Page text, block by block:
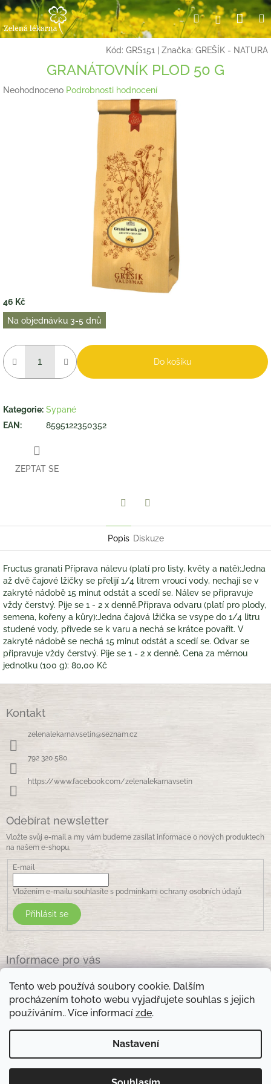
Tento web používá soubory cookie. Dalším
procházením tohoto webu vyjadřujete souhlas s jejich
používáním.. Více informací zde.
Nastavení
Přejít
na
obsah
HledatPřihlášení
Kód: GRS151 Značka: GREŠÍK - NATURA
GRANÁTOVNÍK PLOD 50 G
Průměrné
Neohodnoceno Podrobnosti hodnocení
46 Kč
Měrná
cena:
Na objednávku 3-5 dnů
Do košíku
Kategorie: Sypané
EAN : 8595122350352
ZEPTAT SE
Popis Diskuze
Fructus granati Příprava nálevu (platí pro listy, květy a natě):Jedna
až dvě čajové lžičky se přelijí 1/4 litrem vroucí vody, nechají se v
zakryté nádobě 15 minut odstát a scedí se. Nálev se připravuje
vždy čerstvý. Pije se 1 - 2 x denně.Příprava odvaru (platí pro plody,
semena, kořeny a kůry):Jedna čajová lžička se vsype do 1/4 litru
studené vody, přivede se k varu a nechá se krátce povařit. V
zakryté nádobě se nechá 15 minut odstát a scedí se. Odvar se
připravuje vždy čerstvý. Pije se 1 - 2 x denně. Cena za měrnou
jednotku (100 g): 80,00 Kč
Kontakt
zelenalekarna.vsetin@seznam.cz
792 320 580
https://www.facebook.com/zelenalekarnavsetin
Odebírat newsletter
Vložte svůj e-mail a my vám budeme zasílat informace o nových produktech
na našem e-shopu.
E-mail
Vložením e-mailu souhlasíte s podmínkami ochrany osobních údajů
Přihlásit se
Informace pro vás
Obchodní podmínky
Podmínky ochrany osobních údajů
Kontakty
Otevírací doba prodejny: pondělí - pátek - 8.30 -17.00 , sobota 9.00-11 .00
Copyright 2026Zelená lékarna Vsetín